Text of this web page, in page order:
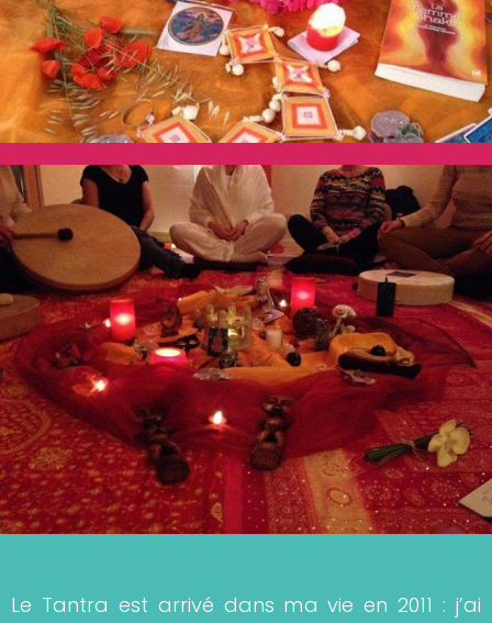
Le Tantra est arrivé dans ma vie en 2011 : j’ai